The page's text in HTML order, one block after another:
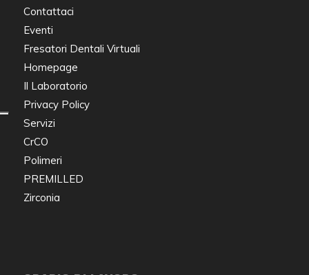
Contattaci
Eventi
Fresatori Dentali Virtuali
Homepage
Il Laboratorio
Privacy Policy
Servizi
CrCO
Polimeri
PREMILLED
Zirconia